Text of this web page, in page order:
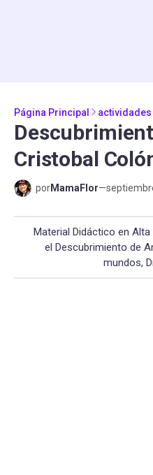
Página Principal
Cristobal
porMamaFlor—
Material Didáctico en
el Descubrimiento de
mundos,